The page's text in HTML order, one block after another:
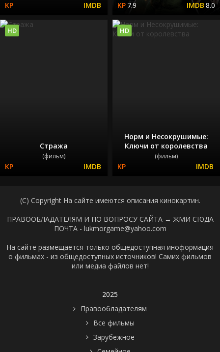
7.9 8.0
Стража
(фильм)
HD
Норм и Несокрушимые:
Ключи от королевства
(фильм)
HD
(C) Copyright На сайте имеются описания кинокартин.
ПРАВООБЛАДАТЕЛЯМ И ПО ВОПРОСУ САЙТА → ЖМИ СЮДА
ПОЧТА - lukmorgame@yahoo.com
На сайте размещается только общедоступная иноформация
о фильмах - из общедоступных источников! Самих фильмов
или медиа файлов нет!
2025
Правообладателям
Все фильмы
Зарубежное